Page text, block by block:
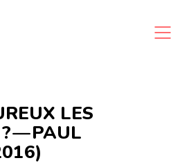
LES
— PAUL